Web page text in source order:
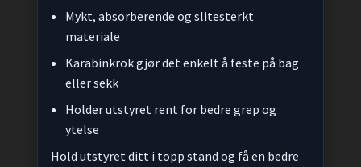
Mykt, absorberende og slitesterkt
materiale
Karabinkrok gjør det enkelt å feste på bag
eller sekk
Holder utstyret rent for bedre grep og
ytelse
Hold utstyret ditt i topp stand og få en bedre